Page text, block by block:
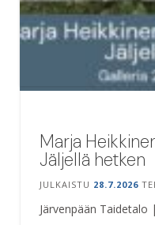
Marja
Jäljellä hetken
JULKAISTU 28.7.2026
Järvenpään Taidetalo